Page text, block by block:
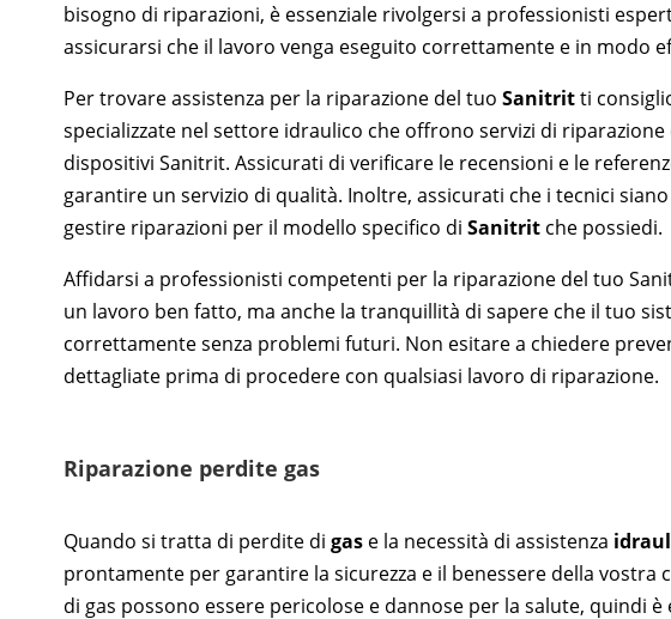
bisogno di riparazioni, è essenziale rivolgersi a professionisti
assicurarsi che il lavoro venga eseguito correttamente e in modo
Per trovare assistenza per la riparazione del tuo Sanitritti
specializzate nel settore idraulico che offrono servizi di
dispositivi Sanitrit. Assicurati di verificare le recensioni e le
garantire un servizio di qualità. Inoltre, assicurati che i tecnici
gestire riparazioni per il modello specifico di Sanitritche possiedi.
Affidarsi a professionisti competenti per la riparazione del tuo
un lavoro ben fatto, ma anche la tranquillità di sapere che il tuo
correttamente senza problemi futuri. Non esitare a chiedere
dettagliate prima di procedere con qualsiasi lavoro di riparazione.
Riparazione perdite gas
Quando si tratta di perdite di gas e la necessità di assistenza
prontamente per garantire la sicurezza e il benessere della vostra
di gas possono essere pericolose e dannose per la salute, quindi